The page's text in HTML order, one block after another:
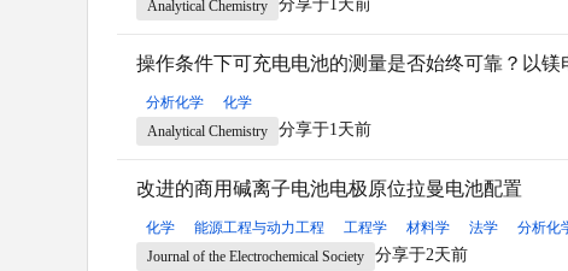
Analytical Chemistry 分享于1天前
操作条件下可充电电池的测量是否始终可靠？以
分析化学
化学
Analytical Chemistry
分享于1天前
改进的商用碱离子电池电极原位拉曼电池配置
化学 能源工程与动力工程 工程学 材料学 法学
分析化
Journal of the Electrochemical Society
分享于2天前